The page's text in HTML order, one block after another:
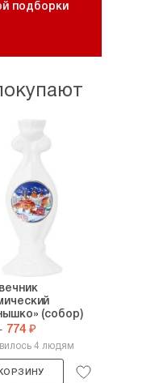
подборки
(собор)
774 ₽
4 людям